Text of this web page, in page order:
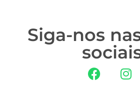
Siga-nos